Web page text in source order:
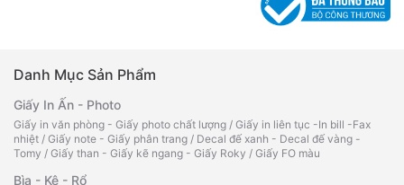
Danh Mục Sản Phẩm
Giấy In Ấn - Photo
Giấy in văn phòng - Giấy photo chất lượng / Giấy in liên tục -In bill -Fax
nhiệt / Giấy note - Giấy phân trang / Decal đế xanh - Decal đế vàng -
Tomy / Giấy than - Giấy kẽ ngang - Giấy Roky / Giấy FO màu
Bìa - Kệ - Rổ